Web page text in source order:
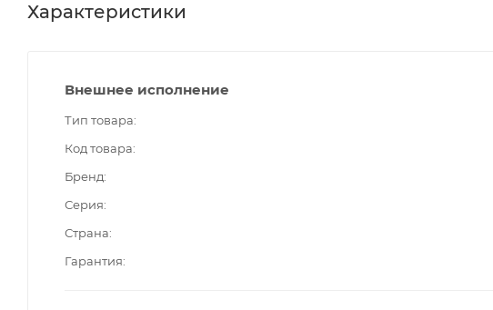
Характеристики
Внешнее исполнение
Тип товара
Код товара
Бренд
Серия
Страна
Гарантия